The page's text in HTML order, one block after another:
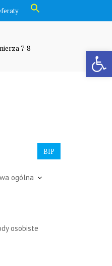
Otwórz pasek narzędzi
Search Button
7-8
BIP
ogólna
osobiste